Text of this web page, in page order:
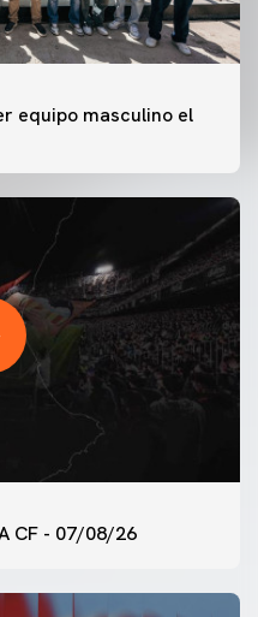
equipo masculino el
CF - 07/08/26